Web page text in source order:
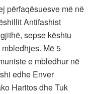
përfaqësuesve më në
Antifashist
sepse kështu
Më 5
e mbledhur në
edhe Enver
Haritos dhe Tuk